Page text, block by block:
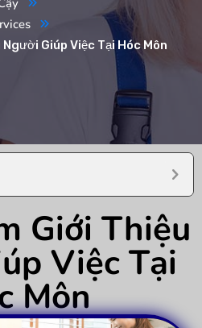
Giúp Việc Tại Hóc Môn
Giới Thiệu
Việc Tại
Môn